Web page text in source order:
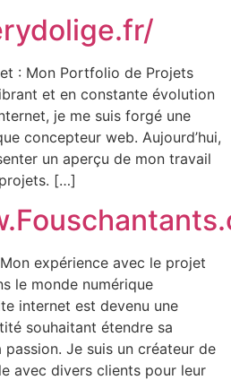
: Mon Portfolio de Projets
et en constante évolution
je me suis forgé une
concepteur web. Aujourd’hui,
un aperçu de mon travail
[…]
expérience avec le projet
le monde numérique
internet est devenu une
souhaitant étendre sa
Je suis un créateur de
avec divers clients pour leur